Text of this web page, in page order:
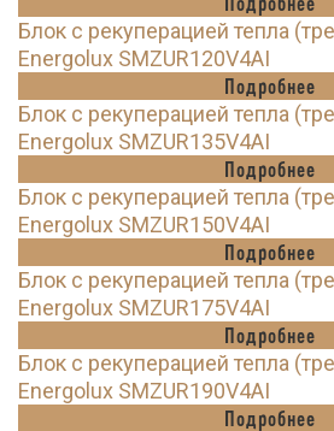
Блок с рекуперацией тепла
Energolux SMZUR120V4AI
Подробнее
Блок с рекуперацией тепла
Energolux SMZUR135V4AI
Подробнее
Блок с рекуперацией тепла
Energolux SMZUR150V4AI
Подробнее
Блок с рекуперацией тепла
Energolux SMZUR175V4AI
Подробнее
Блок с рекуперацией тепла
Energolux SMZUR190V4AI
Подробнее